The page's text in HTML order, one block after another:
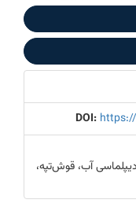
DOI:
آب، قوش‌تپه،